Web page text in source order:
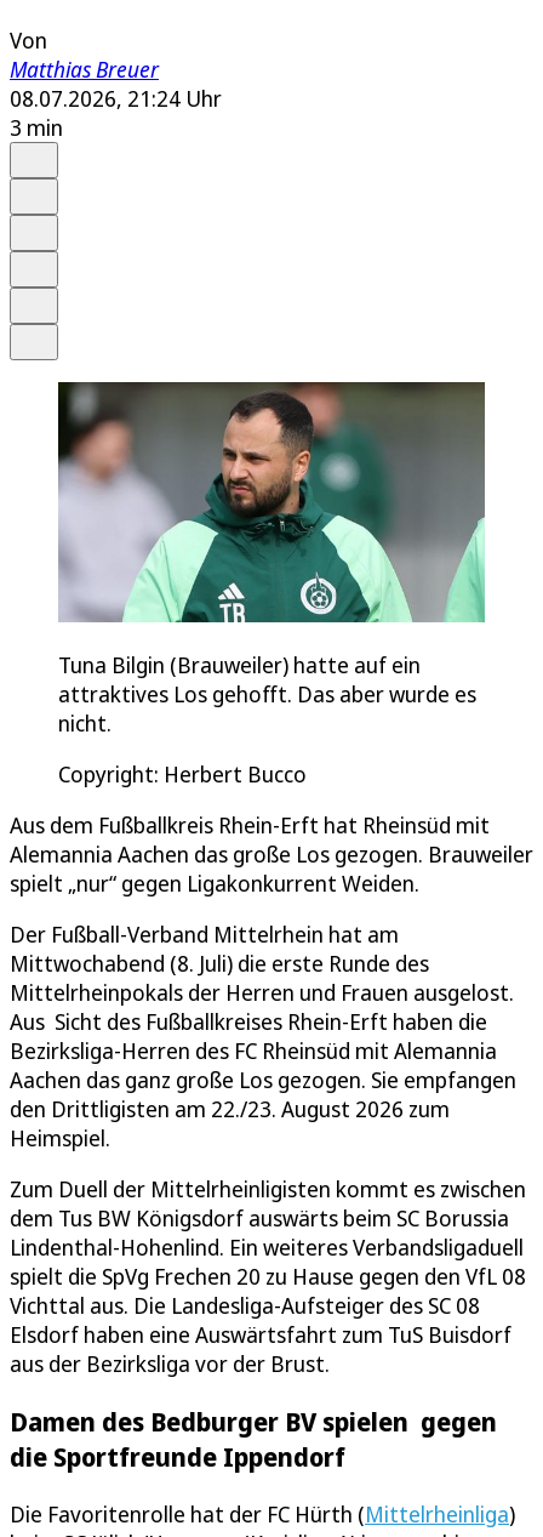
Von
Matthias Breuer
08.07.2026, 21:24 Uhr
3 min
Tuna Bilgin (Brauweiler) hatte auf ein
attraktives Los gehofft. Das aber wurde es
nicht.
Copyright: Herbert Bucco
Aus dem Fußballkreis Rhein-Erft hat Rheinsüd mit
Alemannia Aachen das große Los gezogen. Brauweiler
spielt „nur“ gegen Ligakonkurrent Weiden.
Der Fußball-Verband Mittelrhein hat am
Mittwochabend (8. Juli) die erste Runde des
Mittelrheinpokals der Herren und Frauen ausgelost.
Aus Sicht des Fußballkreises Rhein-Erft haben die
Bezirksliga-Herren des FC Rheinsüd mit Alemannia
Aachen das ganz große Los gezogen. Sie empfangen
den Drittligisten am 22./23. August 2026 zum
Heimspiel.
Zum Duell der Mittelrheinligisten kommt es zwischen
dem Tus BW Königsdorf auswärts beim SC Borussia
Lindenthal-Hohenlind. Ein weiteres Verbandsligaduell
spielt die SpVg Frechen 20 zu Hause gegen den VfL 08
Vichttal aus. Die Landesliga-Aufsteiger des SC 08
Elsdorf haben eine Auswärtsfahrt zum TuS Buisdorf
aus der Bezirksliga vor der Brust.
Damen des Bedburger BV spielen gegen
die Sportfreunde Ippendorf
Die Favoritenrolle hat der FC Hürth (Mittelrheinliga)